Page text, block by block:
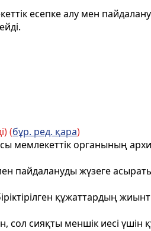
есепке алу мен
(бұр. ред. қара)
мемлекеттік органының
пайдалануды жүзеге
құжаттардың
сол сияқты меншік иесі үшін